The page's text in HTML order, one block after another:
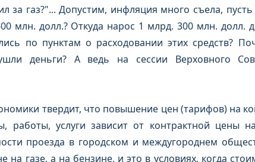
за газ?"... Допустим, инфляция много съела,
млн. долл.? Откуда нарос 1 млрд. 300 млн. долл.
по пунктам о расходовании этих средств?
деньги? А ведь на сессии Верховного
твердит, что повышение цен (тарифов) на
работы, услуги зависит от контрактной цены
проезда в городском и междугороднем
на газе, а на бензине, и это в условиях, когда